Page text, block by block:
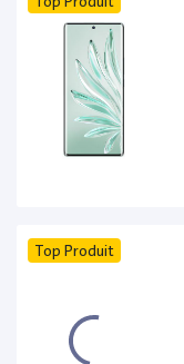
Top Produit